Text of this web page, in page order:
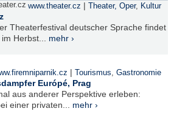
www.theater.cz | Theater, Oper, Kultur
Theaterfestival deutscher Sprache findet
Herbst... mehr ›
| Tourismus, Gastronomie
Európé, Prag
aus anderer Perspektive erleben:
einer privaten... mehr ›